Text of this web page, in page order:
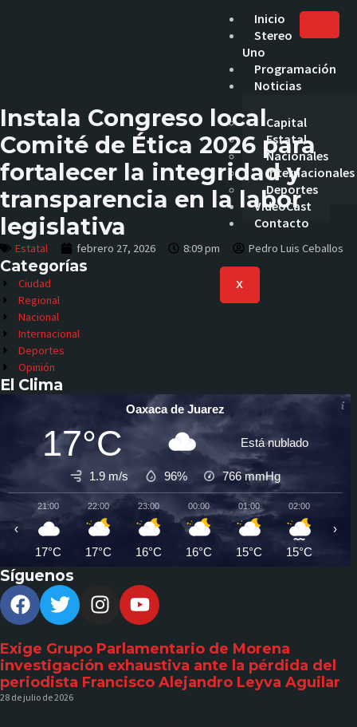
Inicio
Stereo
Uno
Programación
Noticias
Capital
Estatal
Nacionales
Internacionales
Deportes
VideoCast
Contacto
X
Instala Congreso local
Comité de Ética 2026 para
fortalecer la integridad y
transparencia en la labor
legislativa
Estatal febrero 27, 2026 8:09 pm Pedro Luis Ceballos
Categorías
Ciudad
Regional
Nacional
Internacional
Deportes
Opinión
El Clima
Oaxaca de Juarez
17°C Está nublado
1.9 m/s 96% 766mmHg
21:00
17°C
22:00
17°C
23:00
16°C
00:00
16°C
01:00
15°C
02:00
15°C
‹ ›
Síguenos
Exige Grupo Parlamentario de Morena
investigación exhaustiva ante la pérdida del
periodista Francisco Alejandro Leyva Aguilar
28 de julio de 2026